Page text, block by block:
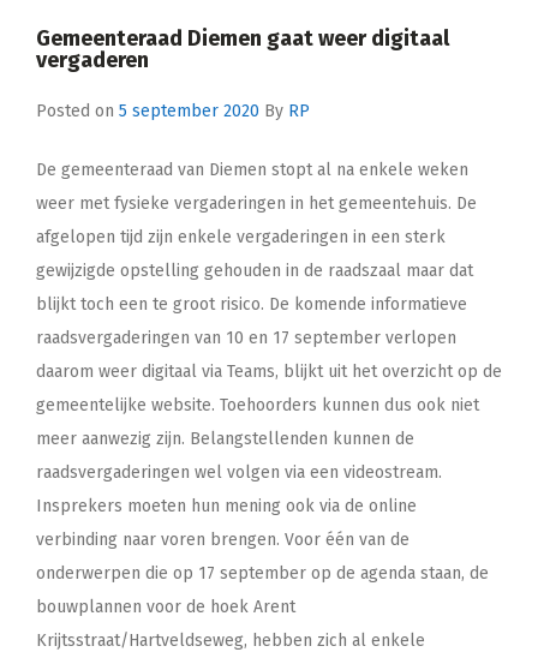
Gemeenteraad Diemen gaat weer digitaal
vergaderen
Posted on 5 september 2020 By RP
De gemeenteraad van Diemen stopt al na enkele weken
weer met fysieke vergaderingen in het gemeentehuis. De
afgelopen tijd zijn enkele vergaderingen in een sterk
gewijzigde opstelling gehouden in de raadszaal maar dat
blijkt toch een te groot risico. De komende informatieve
raadsvergaderingen van 10 en 17 september verlopen
daarom weer digitaal via Teams, blijkt uit het overzicht op de
gemeentelijke website. Toehoorders kunnen dus ook niet
meer aanwezig zijn. Belangstellenden kunnen de
raadsvergaderingen wel volgen via een videostream.
Insprekers moeten hun mening ook via de online
verbinding naar voren brengen. Voor één van de
onderwerpen die op 17 september op de agenda staan, de
bouwplannen voor de hoek Arent
Krijtsstraat/Hartveldseweg, hebben zich al enkele